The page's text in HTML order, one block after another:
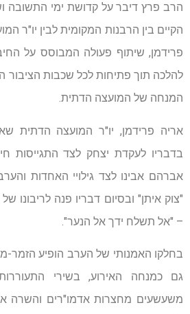
הרב פרץ דיבר על קדושת ימי התשובה
הקיים בין הרבנות המקומית לבין יו"ר
פרידמן, שיתוף פעולה המבוסס על
להלכה תוך פתיחות לכל שכבות הציבור
המנחה של המועצה הדתית.
אריה פרידמן, יו"ר המועצה הדתית
בדבריו לעקדת יצחק לצד התגייסות
אברהם אבינו לצד גילויי האחדות
"צוק איתן" ובסיום דבריו פנה לריבונו
– "אל תשלח ידך אל הנער".
בחלקו האמנותי של הערב הופיע הזמר-
גם כמנחה האירוע, בשירי
משעשעים מחצרות אדמו"רים והשרה